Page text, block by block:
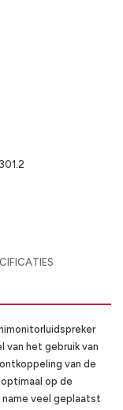
van het gebruik van
van de
op de
name veel geplaatst